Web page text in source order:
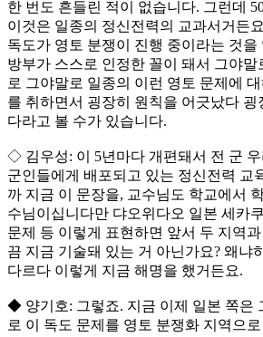
한 번도 흔들린 적이 없습니다. 그런데
이것은 일종의 정신전력의 교과서거든
독도가 영토 분쟁이 진행 중이라는 것을
방부가 스스로 인정한 꼴이 돼서 그야말
로 그야말로 일종의 이런 영토 문제에
를 취하면서 굉장히 원칙을 어긋났다 굉
다라고 볼 수가 있습니다.
◇ 김우성: 이 5년마다 개편돼서 전 군
군인들에게 배포되고 있는 정신전력 교
까 지금 이 문장을, 교수님도 학교에서
수님이십니다만 댜오위다오 일본 세카
문제 등 이렇게 표현하면 앞서 두 지역
끔 지금 기술돼 있는 거 아닌가요? 왜냐
다르다 이렇게 지금 해명을 했거든요.
◆ 양기호: 그렇죠. 지금 이제 일본 쪽은
로 이 독도 문제를 영토 분쟁화 지역으